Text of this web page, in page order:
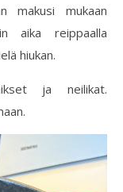
makusi mukaan
aika reippaalla
hiukan.
ja neilikat.